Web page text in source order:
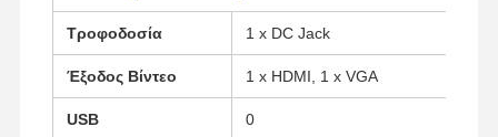
Βιομηχανικό μίνι PC
Υπολογιστής Rack 1U
POE Mini PC
Τροφοδοσία 1 x DC Jack
Έξοδος Βίντεο 1 x HDMI, 1 x VGA
USB 0